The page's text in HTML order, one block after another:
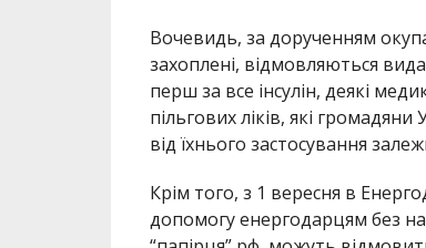
пільгових ліків, які
від їхнього застосування
Крім того, з 1 вересня в
допомогу енергодарцям без
загарбники користуються
своєї недокраїни.